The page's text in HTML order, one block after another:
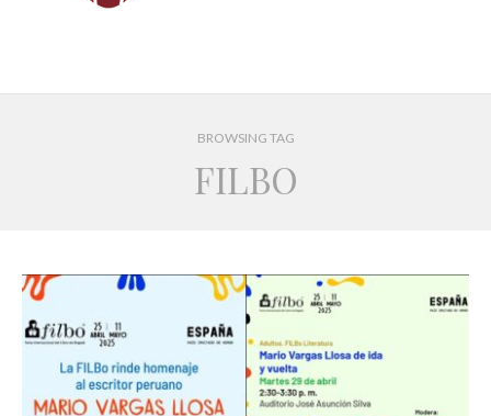
BROWSING TAG
FILBO